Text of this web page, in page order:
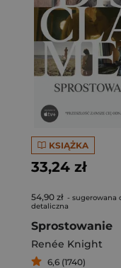
KSIĄŻKA
33,24 zł
54,90 zł - sugerowana
detaliczna
Sprostowanie
Renée Knight
6,6 (1740)